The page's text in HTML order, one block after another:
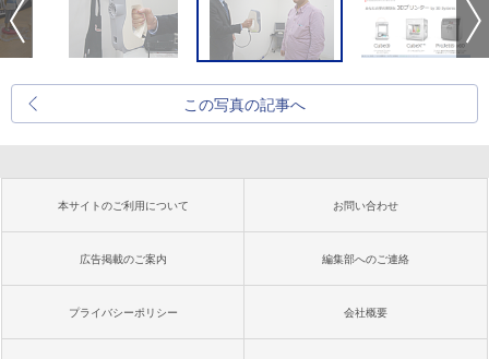
この写真の記事へ
本サイトのご利用について お問い合わせ
広告掲載のご案内 編集部へのご連絡
プライバシーポリシー 会社概要